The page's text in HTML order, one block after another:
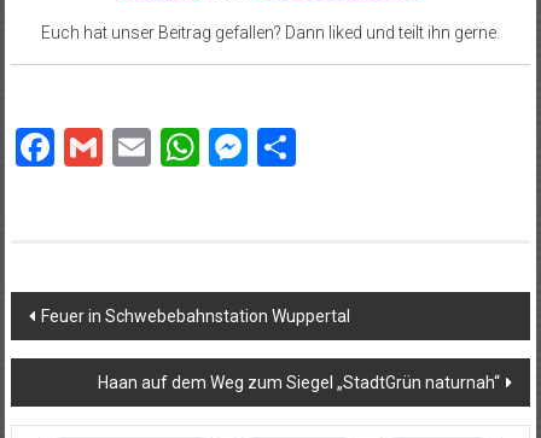
Euch hat unser Beitrag gefallen? Dann liked und teilt ihn gerne.
Facebook
Gmail
EmailWhatsApp
Messenger
Teilen
Beitragsnavigation
Feuer in Schwebebahnstation Wuppertal
Haan auf dem Weg zum Siegel „StadtGrün naturnah“